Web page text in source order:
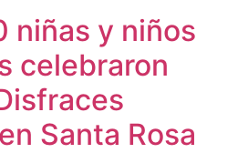
niñas y niños
celebraron
Santa Rosa